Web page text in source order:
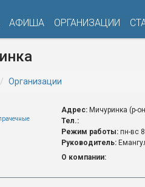
АФИША ОРГАНИЗАЦИИ
Организации
Адрес: Мичуринка (р-
Тел.:
Режим работы: пн-вс
Руководитель:
О компании: